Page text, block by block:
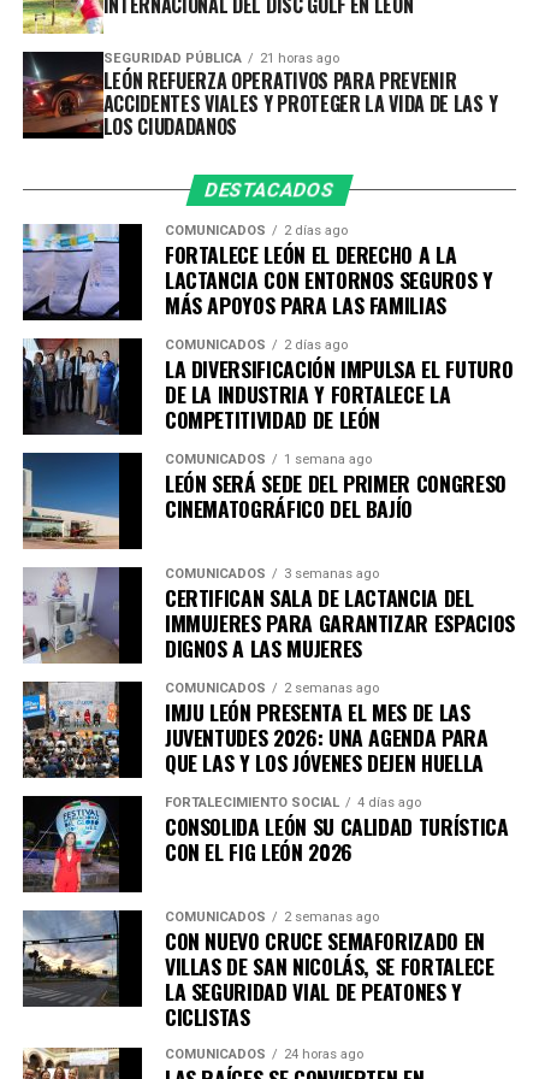
en generación.
En la primera fase del programa recibieron 40 horas de
capacitación, dónde vieron desarrollo humano,
mercadotecnia, finanzas y ventas, con herramientas
competitividad de sus negocios.
El compañamiento no termina con la entrega de los
certificados. En una segunda fase, los beneficiarios
reciben consultorías personalizadas de acuerdo con las
características de sus productos y las necesidades de su
emprendimiento, con temas como marketing, redes
sociales, fotografía y contenido, fijación de precios y
canales de venta.
Además, la estrategia contempla una tercera etapa de
vinculación y fortalecimiento empresarial, mediante
espacios de venta comercial, networking, vinculaciones
técnicas y proveeduría, para ampliar las oportunidades
de crecimiento de sus proyectos.
LAS TRADICIONES TAMBIÉN GENERAN
OPORTUNIDADES
Como parte de la estrategia para impulsar el talento
indígena, entre junio de 2024 y julio de 2026 se
realizaron 30 exposiciones, ferias y eventos comerciales,
que registraron más de 400 participaciones de familias y
personas artesanas pertenecientes a los pueblos otomí,
náhuatl, mazahua, mixteco, wixárika, triqui y purépecha.
Sus productos han llegado a espacios como Plaza
Fundadores, la Feria Estatal de León, Distrito MX,
Explora, el Zoológico de León, la explanada del Templo
Expiatorio y el Arco de la Calzada, por mencionar
SEGURIDAD PÚBLICA 21 horas ago
LEÓN REFUERZA OPERATIVOS PARA PREVENIR
ACCIDENTES VIALES Y PROTEGER LA VIDA DE LAS Y
LOS CIUDADANOS
DESTACADOS
COMUNICADOS 2 días ago
FORTALECE LEÓN EL DERECHO A LA
LACTANCIA CON ENTORNOS SEGUROS Y
MÁS APOYOS PARA LAS FAMILIAS
COMUNICADOS 2 días ago
LA DIVERSIFICACIÓN IMPULSA EL FUTURO
DE LA INDUSTRIA Y FORTALECE LA
COMPETITIVIDAD DE LEÓN
COMUNICADOS 1 semana ago
LEÓN SERÁ SEDE DEL PRIMER CONGRESO
CINEMATOGRÁFICO DEL BAJÍO
COMUNICADOS 3 semanas ago
CERTIFICAN SALA DE LACTANCIA DEL
IMMUJERES PARA GARANTIZAR ESPACIOS
DIGNOS A LAS MUJERES
COMUNICADOS 2 semanas ago
IMJU LEÓN PRESENTA EL MES DE LAS
JUVENTUDES 2026: UNA AGENDA PARA
QUE LAS Y LOS JÓVENES DEJEN HUELLA
FORTALECIMIENTO SOCIAL 4 días ago
CONSOLIDA LEÓN SU CALIDAD TURÍSTICA
CON EL FIG LEÓN 2026
COMUNICADOS 2 semanas ago
CON NUEVO CRUCE SEMAFORIZADO EN
VILLAS DE SAN NICOLÁS, SE FORTALECE
LA SEGURIDAD VIAL DE PEATONES Y
CICLISTAS
COMUNICADOS 24 horas ago